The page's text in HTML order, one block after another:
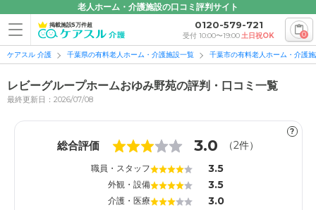
老人ホーム・介護施設の口コミ評判サイト
掲載施設5万件超 0120-579-721
受付 10:00〜19:00土日祝OK 0
ケアスル 介護 千葉県の有料老人ホーム・介護施設一覧 千葉市の有料老人ホーム・介護
レビーグループホームおゆみ野苑の評判・口コミ一覧
最終更新日：2026/07/08
?
総合評価 3.0 （2件）
職員・スタッフ 3.5
外観・設備 3.5
介護・医療 3.0